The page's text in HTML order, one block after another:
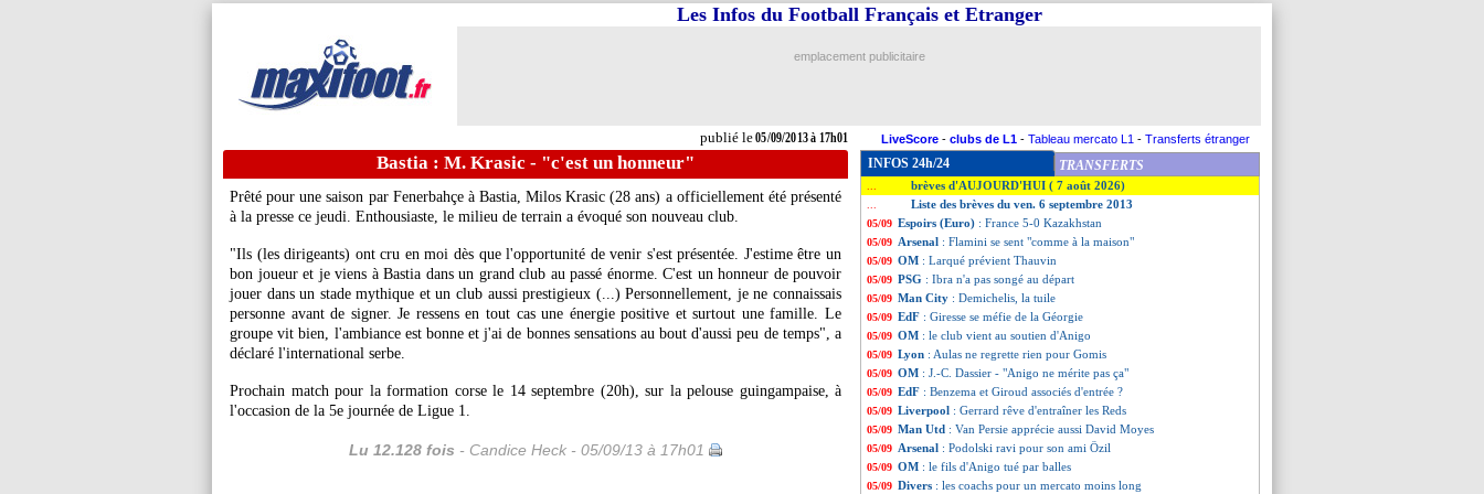
publié le05/09/2013 à 17h01
Les Infos du Football Français et Etranger
emplacement publicitaire
LiveScore - clubs de L1 - Tableau mercato L1 - Transferts étranger
Bastia : M. Krasic - "c'est un honneur"
Prêté pour une saison par Fenerbahçe à Bastia, Milos Krasic (28 ans) a officiellement été présenté
à la presse ce jeudi. Enthousiaste, le milieu de terrain a évoqué son nouveau club.
"Ils (les dirigeants) ont cru en moi dès que l'opportunité de venir s'est présentée. J'estime être un
bon joueur et je viens à Bastia dans un grand club au passé énorme. C'est un honneur de pouvoir
jouer dans un stade mythique et un club aussi prestigieux (...) Personnellement, je ne connaissais
personne avant de signer. Je ressens en tout cas une énergie positive et surtout une famille. Le
groupe vit bien, l'ambiance est bonne et j'ai de bonnes sensations au bout d'aussi peu de temps", a
déclaré l'international serbe.
Prochain match pour la formation corse le 14 septembre (20h), sur la pelouse guingampaise, à
l'occasion de la 5e journée de Ligue 1.
Lu 12.128 fois - Candice Heck - 05/09/13 à 17h01
INFOS 24h/24 TRANSFERTS
brèves d'AUJOURD'HUI ( 7 août 2026)
Liste des brèves du ven. 6 septembre 2013
05/09 Espoirs (Euro) : France 5-0 Kazakhstan
05/09 Arsenal : Flamini se sent "comme à la maison"
05/09 OM : Larqué prévient Thauvin
05/09 PSG : Ibra n'a pas songé au départ
05/09 Man City : Demichelis, la tuile
05/09 EdF : Giresse se méfie de la Géorgie
05/09 OM : le club vient au soutien d'Anigo
05/09 Lyon : Aulas ne regrette rien pour Gomis
05/09 OM : J.-C. Dassier - "Anigo ne mérite pas ça"
05/09 EdF : Benzema et Giroud associés d'entrée ?
05/09 Liverpool : Gerrard rêve d'entraîner les Reds
05/09 Man Utd : Van Persie apprécie aussi David Moyes
05/09 Arsenal : Podolski ravi pour son ami Özil
05/09 OM : le fils d'Anigo tué par balles
05/09 Divers : les coachs pour un mercato moins long